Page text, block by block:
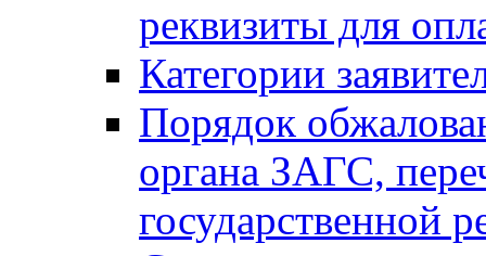
реквизиты для
Категории
Порядок
органа ЗАГС,
государственной